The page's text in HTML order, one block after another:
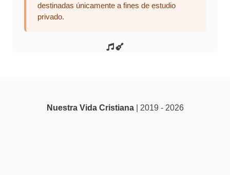
destinadas únicamente a fines de estudio
privado.
Nuestra Vida Cristiana| 2019 - 2026